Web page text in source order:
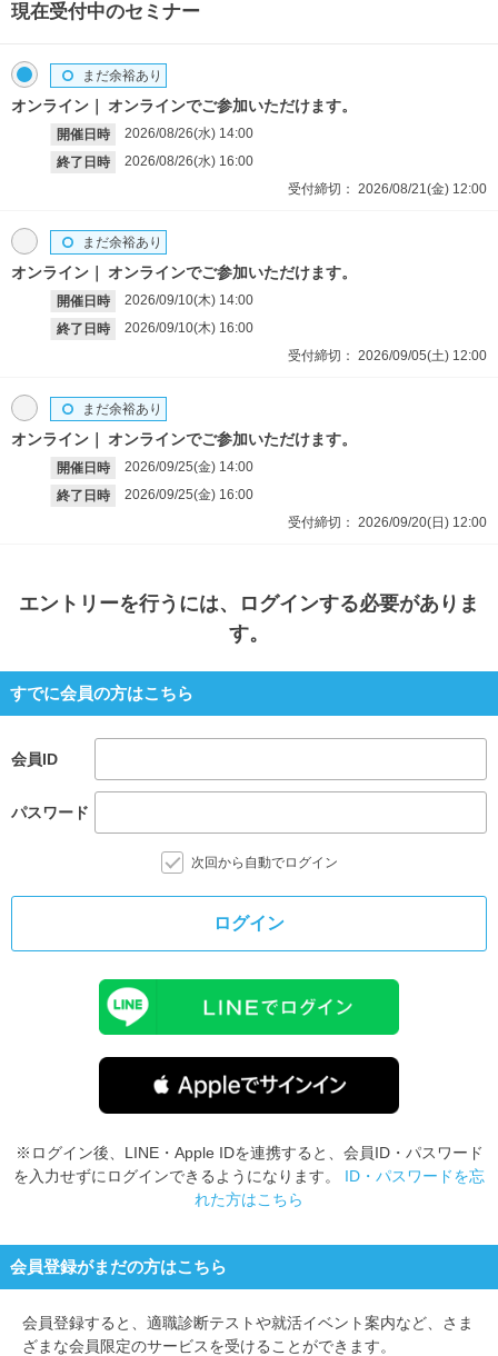
現在受付中のセミナー
オンライン オンラインでご参加いただけます。
開催日時 2026/08/26(水) 14:00
終了日時
2026/08/26(水) 16:00
まだ余裕あり
受付締切： 2026/08/21(金) 12:00
オンライン オンラインでご参加いただけます。
開催日時 2026/09/10(木) 14:00
終了日時
2026/09/10(木) 16:00
まだ余裕あり
受付締切： 2026/09/05(土) 12:00
オンライン オンラインでご参加いただけます。
開催日時 2026/09/25(金) 14:00
終了日時
2026/09/25(金) 16:00
まだ余裕あり
受付締切： 2026/09/20(日) 12:00
エントリーを行うには、ログインする必要がありま
す。
すでに会員の方はこちら
会員ID
パスワード
次回から自動でログイン
ログイン
※ログイン後、LINE・Apple IDを連携すると、会員ID・パスワード
を入力せずにログインできるようになります。 ID・パスワードを忘
れた方はこちら
会員登録がまだの方はこちら
会員登録すると、 適職診断テストや就活イベント案内など、さま
ざまな会員限定のサービスを受けることができます。